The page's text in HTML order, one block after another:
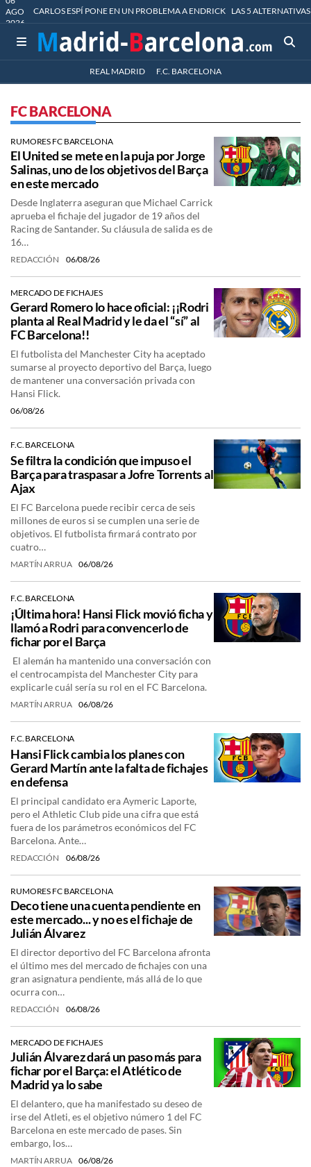
AGO
2026
CARLOS ESPÍ PONE EN UN PROBLEMA A ENDRICK LAS 5
REAL MADRID F.C. BARCELONA
FC BARCELONA
RUMORES FC BARCELONA
El United se mete en la puja por Jorge
Salinas, uno de los objetivos del Barça
en este mercado
Desde Inglaterra aseguran que Michael Carrick
aprueba el fichaje del jugador de 19 años del
Racing de Santander. Su cláusula de salida es de
16…
REDACCIÓN 06/08/26
MERCADO DE FICHAJES
Gerard Romero lo hace oficial: ¡¡Rodri
planta al Real Madrid y le da el “sí” al
FC Barcelona!!
El futbolista del Manchester City ha aceptado
sumarse al proyecto deportivo del Barça, luego
de mantener una conversación privada con
Hansi Flick.
06/08/26
F.C. BARCELONA
Se filtra la condición que impuso el
Barça para traspasar a Jofre Torrents al
Ajax
El FC Barcelona puede recibir cerca de seis
millones de euros si se cumplen una serie de
objetivos. El futbolista firmará contrato por
cuatro…
MARTÍN ARRUA 06/08/26
F.C. BARCELONA
¡Última hora! Hansi Flick movió ficha y
llamó a Rodri para convencerlo de
fichar por el Barça
El alemán ha mantenido una conversación con
el centrocampista del Manchester City para
explicarle cuál sería su rol en el FC Barcelona.
MARTÍN ARRUA 06/08/26
F.C. BARCELONA
Hansi Flick cambia los planes con
Gerard Martín ante la falta de fichajes
en defensa
El principal candidato era Aymeric Laporte,
pero el Athletic Club pide una cifra que está
fuera de los parámetros económicos del FC
Barcelona. Ante…
REDACCIÓN 06/08/26
RUMORES FC BARCELONA
Deco tiene una cuenta pendiente en
este mercado... y no es el fichaje de
Julián Álvarez
El director deportivo del FC Barcelona afronta
el último mes del mercado de fichajes con una
gran asignatura pendiente, más allá de lo que
ocurra con…
REDACCIÓN 06/08/26
MERCADO DE FICHAJES
Julián Álvarez dará un paso más para
fichar por el Barça: el Atlético de
Madrid ya lo sabe
El delantero, que ha manifestado su deseo de
irse del Atleti, es el objetivo número 1 del FC
Barcelona en este mercado de pases. Sin
embargo, los…
MARTÍN ARRUA 06/08/26